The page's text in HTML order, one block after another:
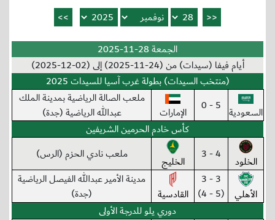
الجمعة 28-11-2025
أيام فيفا (سيدات) من (24-11-2025) إلى (02-12-2025)
(منتخب السيدات) بطولة غرب آسيا للسيدات 2025
السعودية 5 - 0 الإمارات
ملعب الصالة الرياضية بمدينة الملك
عبدالله الرياضية (جدة)
كأس خادم الحرمين الشريفين
الخلود 4 - 3 الخليج ملعب نادي الحزم (الرس)
الأهلي
3 - 3
(5 - 4)
القادسية
مدينة الأمير عبدالله الفيصل الرياضية
(جدة)
دوري يلو للدرجة الأولى